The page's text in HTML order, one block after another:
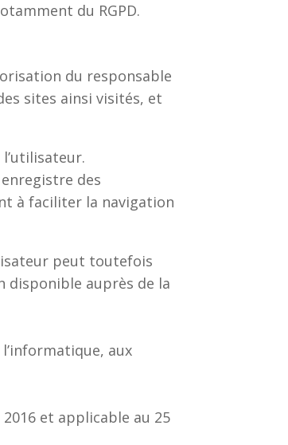
du RGPD.
du responsable
sites ainsi visités, et
des
à faciliter la navigation
peut toutefois
disponible auprès de la
aux
et applicable au 25